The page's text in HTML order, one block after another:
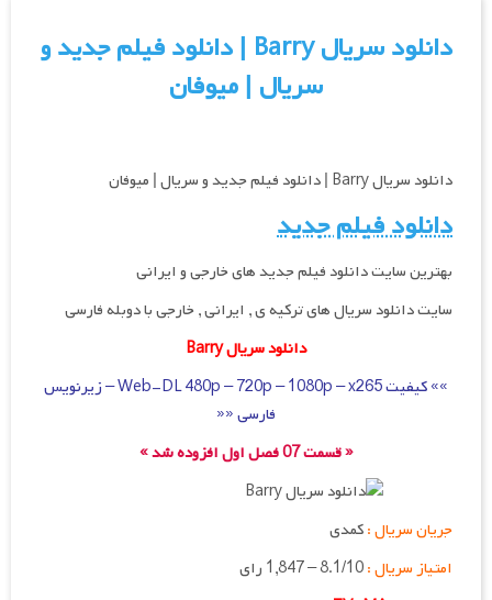
دانلود سریال Barry | دانلود فیلم جدید و
سریال | میوفان
دانلود سریال Barry | دانلود فیلم جدید و سریال | میوفان
دانلود فیلم جدید
بهترین سایت دانلود فیلم جدید های خارجی و ایرانی
سایت دانلود سریال های ترکیه ی , ایرانی , خارجی با دوبله فارسی
دانلود سریال Barry
»» کیفیت Web-DL 480p – 720p – 1080p – x265 – زیرنویس
فارسی ««
« قسمت 07 فصل اول افزوده شد »
جریان سریال :کمدی
امتیاز سریال :